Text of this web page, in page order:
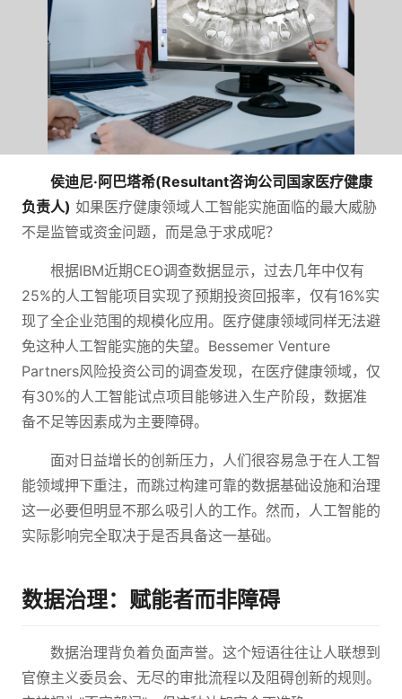
侯迪尼·阿巴塔希(Resultant咨询公司国家医疗健康
负责人) 如果医疗健康领域人工智能实施面临的最大威胁
不是监管或资金问题，而是急于求成呢？
根据IBM近期CEO调查数据显示，过去几年中仅有
25%的人工智能项目实现了预期投资回报率，仅有16%实
现了全企业范围的规模化应用。医疗健康领域同样无法避
免这种人工智能实施的失望。Bessemer Venture
Partners风险投资公司的调查发现，在医疗健康领域，仅
有30%的人工智能试点项目能够进入生产阶段，数据准
备不足等因素成为主要障碍。
面对日益增长的创新压力，人们很容易急于在人工智
能领域押下重注，而跳过构建可靠的数据基础设施和治理
这一必要但明显不那么吸引人的工作。然而，人工智能的
实际影响完全取决于是否具备这一基础。
数据治理：赋能者而非障碍
数据治理背负着负面声誉。这个短语往往让人联想到
官僚主义委员会、无尽的审批流程以及阻碍创新的规则。